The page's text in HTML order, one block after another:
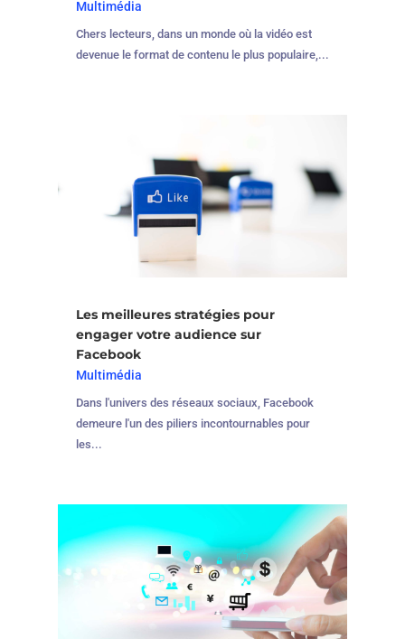
Multimédia
Chers lecteurs, dans un monde où la vidéo est
devenue le format de contenu le plus populaire,...
Les meilleures stratégies pour
engager votre audience sur
Facebook
Multimédia
Dans l'univers des réseaux sociaux, Facebook
demeure l'un des piliers incontournables pour
les...